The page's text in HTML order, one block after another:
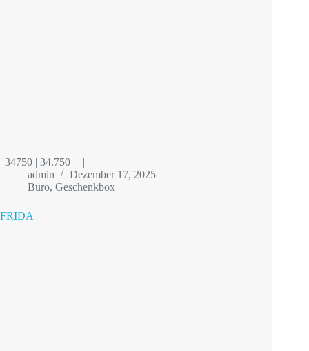
| 34750 | 34.750 | | |
admin
Dezember 17, 2025
Büro, Geschenkbox
FRIDA